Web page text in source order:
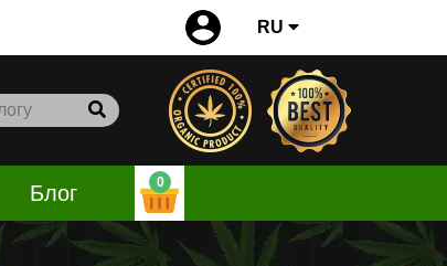
RU
Блог 0